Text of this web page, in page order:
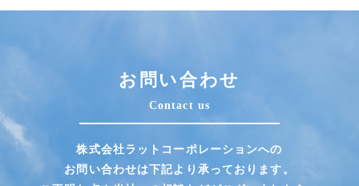
お問い合わせ
Contact us
株式会社ラットコーポレーションへの
お問い合わせは下記より承っております。